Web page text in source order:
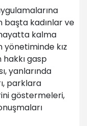
başta kadınlar ve
kalma
kız
hakkı gasp
yanlarında
parklara
göstermeleri,